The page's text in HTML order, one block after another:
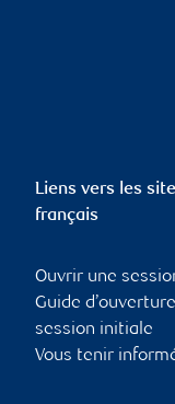
Liens vers les
français
Ouvrir une
Guide
session initiale
Vous tenir